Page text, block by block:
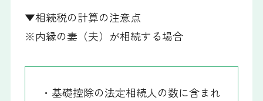
▼相続税の計算の注意点
※内縁の妻（夫）が相続する場合
・基礎控除の法定相続人の数に含まれ